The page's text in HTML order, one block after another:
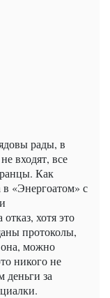
рады, в
входят, все
Как
в «Энергоатом» с
хотя это
протоколы,
она, можно
никого не
деньги за